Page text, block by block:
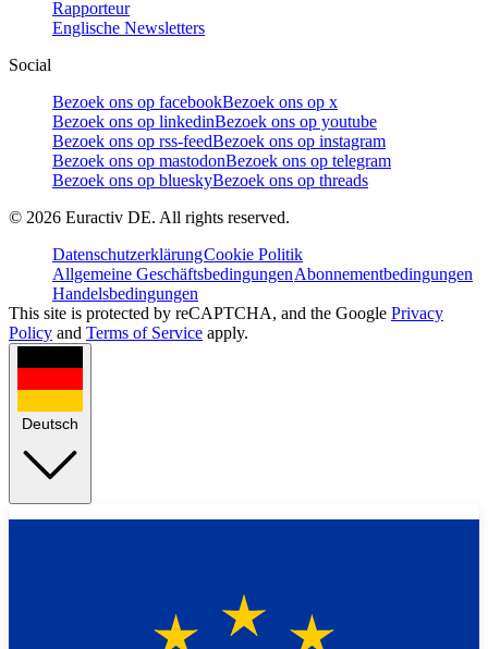
Rapporteur
Englische Newsletters
Social
Bezoek ons op facebookBezoek ons op x
Bezoek ons op linkedinBezoek ons op youtube
Bezoek ons op rss-feedBezoek ons op instagram
Bezoek ons op mastodonBezoek ons op telegram
Bezoek ons op blueskyBezoek ons op threads
© 2026 Euractiv DE. All rights reserved.
DatenschutzerklärungCookie Politik
Allgemeine GeschäftsbedingungenAbonnementbedingungen
Handelsbedingungen
This site is protected by reCAPTCHA, and the Google Privacy
Policy and Terms of Service apply.
Deutsch